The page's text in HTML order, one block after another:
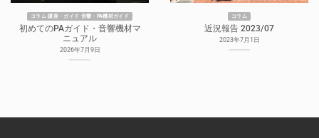
コラム 講座・ガイド 音響・PA機材ガイド
初めてのPAガイド・音響機材マ
ニュアル
2026年7月9日
コラム
近況報告 2023/07
2023年7月1日